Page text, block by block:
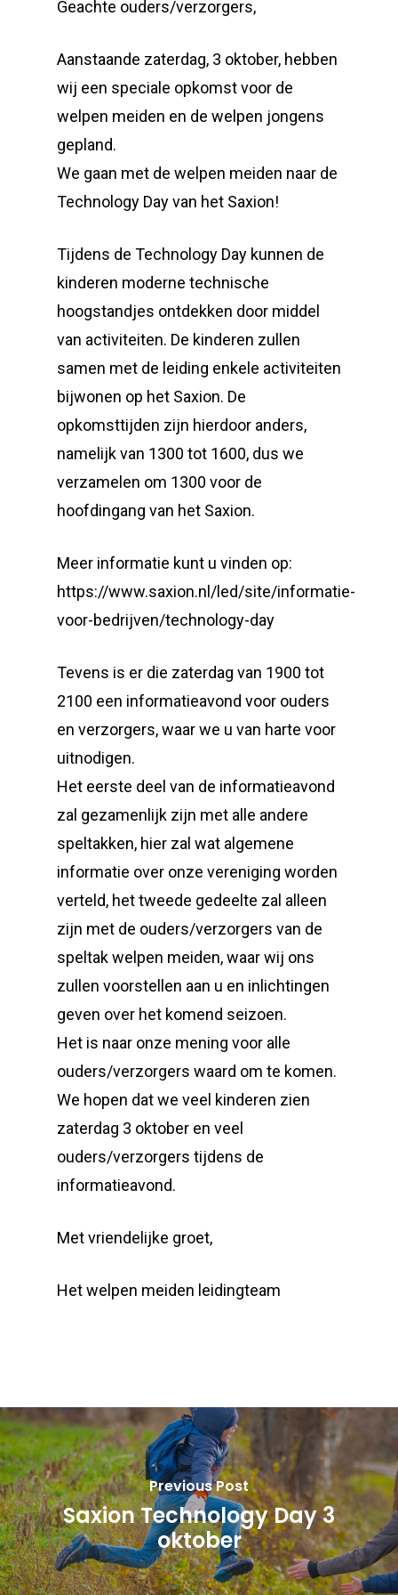
Geachte ouders/verzorgers,
Aanstaande zaterdag, 3 oktober, hebben
wij een speciale opkomst voor de
welpen meiden en de welpen jongens
gepland.
We gaan met de welpen meiden naar de
Technology Day van het Saxion!
Tijdens de Technology Day kunnen de
kinderen moderne technische
hoogstandjes ontdekken door middel
van activiteiten. De kinderen zullen
samen met de leiding enkele activiteiten
bijwonen op het Saxion. De
opkomsttijden zijn hierdoor anders,
namelijk van 1300 tot 1600, dus we
verzamelen om 1300 voor de
hoofdingang van het Saxion.
Meer informatie kunt u vinden op:
https://www.saxion.nl/led/site/informatie-
voor-bedrijven/technology-day
Tevens is er die zaterdag van 1900 tot
2100 een informatieavond voor ouders
en verzorgers, waar we u van harte voor
uitnodigen.
Het eerste deel van de informatieavond
zal gezamenlijk zijn met alle andere
speltakken, hier zal wat algemene
informatie over onze vereniging worden
verteld, het tweede gedeelte zal alleen
zijn met de ouders/verzorgers van de
speltak welpen meiden, waar wij ons
zullen voorstellen aan u en inlichtingen
geven over het komend seizoen.
Het is naar onze mening voor alle
ouders/verzorgers waard om te komen.
We hopen dat we veel kinderen zien
zaterdag 3 oktober en veel
ouders/verzorgers tijdens de
informatieavond.
Met vriendelijke groet,
Het welpen meiden leidingteam
Previous Post
Saxion Technology Day 3
oktober